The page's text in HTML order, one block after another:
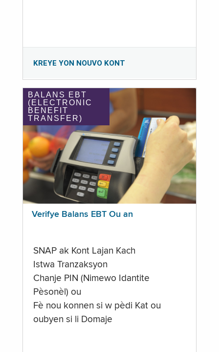
KREYE YON NOUVO KONT
BALANS EBT
(ELECTRONIC
BENEFIT
TRANSFER)
Verifye Balans EBT Ou an
SNAP ak Kont Lajan Kach
Istwa Tranzaksyon
Chanje PIN (Nimewo Idantite
Pèsonèl) ou
Fè nou konnen si w pèdi Kat ou
oubyen si li Domaje